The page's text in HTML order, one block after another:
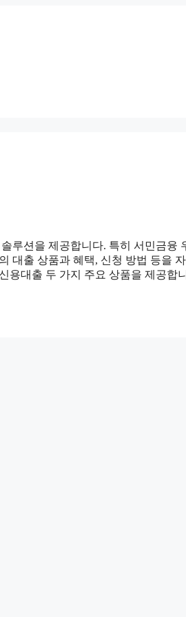
루션을 제공합니다. 특히 서민금융
대출 상품과 혜택, 신청 방법 등을 자
대출 두 가지 주요 상품을 제공합